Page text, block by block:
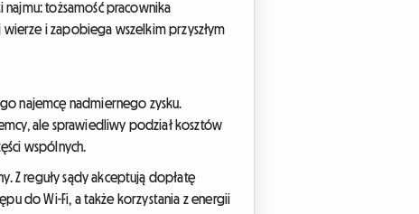
tożsamość pracownika
i zapobiega wszelkim przyszłym
najemcę nadmiernego zysku.
ale sprawiedliwy podział kosztów
wspólnych.
Z reguły sądy akceptują dopłatę
do Wi-Fi, a także korzystania z energii